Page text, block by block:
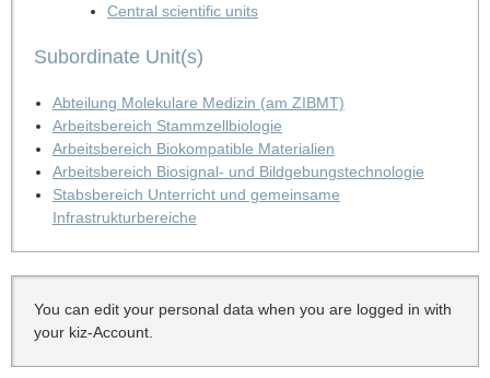
Central scientific units
Subordinate Unit(s)
Abteilung Molekulare Medizin (am ZIBMT)
Arbeitsbereich Stammzellbiologie
Arbeitsbereich Biokompatible Materialien
Arbeitsbereich Biosignal- und Bildgebungstechnologie
Stabsbereich Unterricht und gemeinsame
Infrastrukturbereiche
You can edit your personal data when you are logged in with
your kiz-Account.